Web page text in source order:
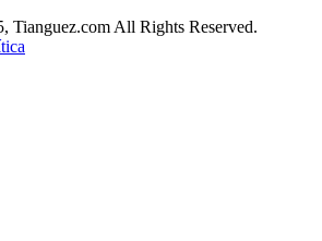
Tianguez.com All Rights Reserved.